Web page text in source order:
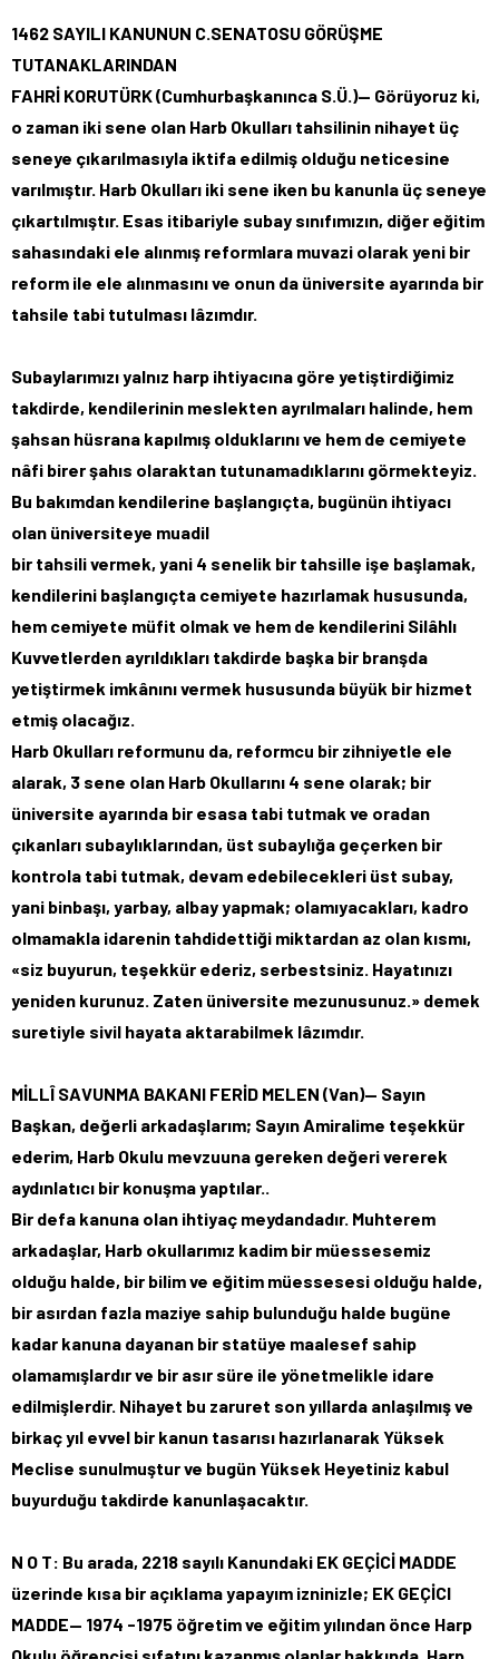
1462 SAYILI KANUNUN C.SENATOSU GÖRÜŞME
TUTANAKLARINDAN
FAHRİ KORUTÜRK (Cumhurbaşkanınca S.Ü.)— Görüyoruz ki,
o zaman iki sene olan Harb Okulları tahsilinin nihayet üç
seneye çıkarılmasıyla iktifa edilmiş olduğu neticesine
varılmıştır. Harb Okulları iki sene iken bu kanunla üç seneye
çıkartılmıştır. Esas itibariyle subay sınıfımızın, diğer eğitim
sahasındaki ele alınmış reformlara muvazi olarak yeni bir
reform ile ele alınmasını ve onun da üniversite ayarında bir
tahsile tabi tutulması lâzımdır.
Subaylarımızı yalnız harp ihtiyacına göre yetiştirdiğimiz
takdirde, kendilerinin meslekten ayrılmaları halinde, hem
şahsan hüsrana kapılmış olduklarını ve hem de cemiyete
nâfi birer şahıs olaraktan tutunamadıklarını görmekteyiz.
Bu bakımdan kendilerine başlangıçta, bugünün ihtiyacı
olan üniversiteye muadil
bir tahsili vermek, yani 4 senelik bir tahsille işe başlamak,
kendilerini başlangıçta cemiyete hazırlamak hususunda,
hem cemiyete müfit olmak ve hem de kendilerini Silâhlı
Kuvvetlerden ayrıldıkları takdirde başka bir branşda
yetiştirmek imkânını vermek hususunda büyük bir hizmet
etmiş olacağız.
Harb Okulları reformunu da, reformcu bir zihniyetle ele
alarak, 3 sene olan Harb Okullarını 4 sene olarak; bir
üniversite ayarında bir esasa tabi tutmak ve oradan
çıkanları subaylıklarından, üst subaylığa geçerken bir
kontrola tabi tutmak, devam edebilecekleri üst subay,
yani binbaşı, yarbay, albay yapmak; olamıyacakları, kadro
olmamakla idarenin tahdidettiği miktardan az olan kısmı,
«siz buyurun, teşekkür ederiz, serbestsiniz. Hayatınızı
yeniden kurunuz. Zaten üniversite mezunusunuz.» demek
suretiyle sivil hayata aktarabilmek lâzımdır.
MİLLÎ SAVUNMA BAKANI FERİD MELEN (Van)— Sayın
Başkan, değerli arkadaşlarım; Sayın Amiralime teşekkür
ederim, Harb Okulu mevzuuna gereken değeri vererek
aydınlatıcı bir konuşma yaptılar..
Bir defa kanuna olan ihtiyaç meydandadır. Muhterem
arkadaşlar, Harb okullarımız kadim bir müessesemiz
olduğu halde, bir bilim ve eğitim müessesesi olduğu halde,
bir asırdan fazla maziye sahip bulunduğu halde bugüne
kadar kanuna dayanan bir statüye maalesef sahip
olamamışlardır ve bir asır süre ile yönetmelikle idare
edilmişlerdir. Nihayet bu zaruret son yıllarda anlaşılmış ve
birkaç yıl evvel bir kanun tasarısı hazırlanarak Yüksek
Meclise sunulmuştur ve bugün Yüksek Heyetiniz kabul
buyurduğu takdirde kanunlaşacaktır.
N O T: Bu arada, 2218 sayılı Kanundaki EK GEÇİCİ MADDE
üzerinde kısa bir açıklama yapayım izninizle; EK GEÇİCl
MADDE— 1974 -1975 öğretim ve eğitim yılından önce Harp